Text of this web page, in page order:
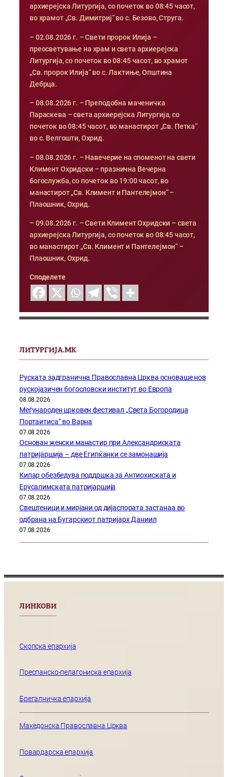
архиерејска Литургија, со почеток во 08:45 часот,
во храмот „Св. Димитриј“ во с. Безово, Струга.
– 02.08.2026 г. – Свети пророк Илија –
преосветување на храм и света архиерејска
Литургија, со почеток во 08:45 часот, во храмот
„Св. пророк Илија“ во с. Лактиње, Општина
Дебрца.
– 08.08.2026 г. – Преподобна маченичка
Параскева – света архиерејска Литургија, со
почеток во 08:45 часот, во манастирот „Св. Петка“
во с. Велгошти, Охрид.
– 08.08.2026 г. – Навечерие на споменот на свети
Климент Охридски – празнична Вечерна
богослужба, со почеток во 19:00 часот, во
манастирот „Св. Климент и Пантелејмон“ –
Плаошник, Охрид.
– 09.08.2026 г. – Свети Климент Охридски – света
архиерејска Литургија, со почеток во 08:45 часот,
во манастирот „Св. Климент и Пантелејмон“ –
Плаошник, Охрид.
Споделете
ЛИТУРГИЈА.МК
Руската задгранична Православна Црква основаше нов
рускојазичен богословски институт во Европа
08.08.2026
Меѓународен црковен фестивал „Света Богородица
Портаитиса“ во Варна
07.08.2026
Основан женски манастир при Александриската
патријаршија – две Египќанки се замонашија
07.08.2026
Кипар обезбедува поддршка за Антиохиската и
Ерусалимската патријаршија
07.08.2026
Свештеници и мирјани од дијаспората застанаа во
одбрана на Бугарскиот патријарх Даниил
07.08.2026
ЛИНКОВИ
Скопска епархија
Преспанско-пелагониска епархија
Брегалничка епархија
Македонска Православна Црква
Повардарска епархија